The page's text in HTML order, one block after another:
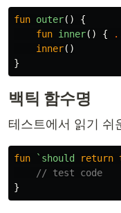
fun outer()
{
fun inner() {
inner()
}
백틱 함수명
테스트에서 읽기 쉬
fun `should return
// test code
}